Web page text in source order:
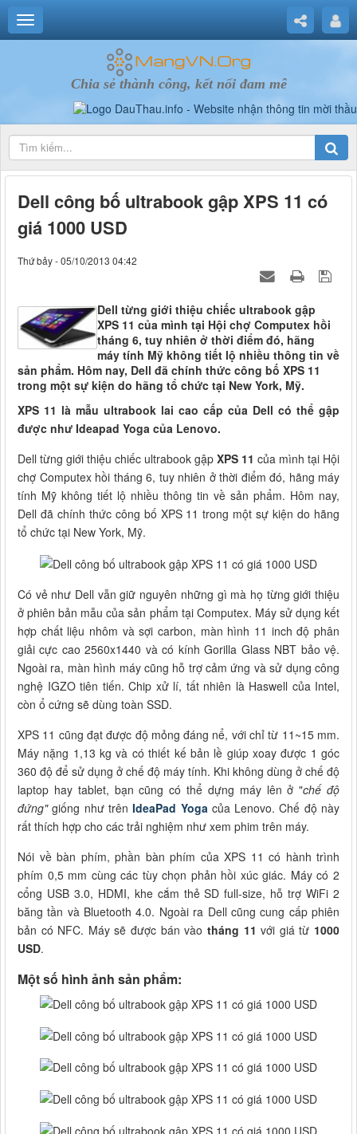
Chia sẻ thành công, kết nối đam mê
Dell công bố ultrabook gập XPS 11 có
giá 1000 USD
Thứ bảy - 05/10/2013 04:42
Dell từng giới thiệu chiếc ultrabook gập
XPS 11 của mình tại Hội chợ Computex hồi
tháng 6, tuy nhiên ở thời điểm đó, hãng
máy tính Mỹ không tiết lộ nhiều thông tin về
sản phẩm. Hôm nay, Dell đã chính thức công bố XPS 11
trong một sự kiện do hãng tổ chức tại New York, Mỹ.
XPS 11 là mẫu ultrabook lai cao cấp của Dell có thể gập
được như Ideapad Yoga của Lenovo.
Dell từng giới thiệu chiếc ultrabook gập XPS 11 của mình tại Hội
chợ Computex hồi tháng 6, tuy nhiên ở thời điểm đó, hãng máy
tính Mỹ không tiết lộ nhiều thông tin về sản phẩm. Hôm nay,
Dell đã chính thức công bố XPS 11 trong một sự kiện do hãng
tổ chức tại New York, Mỹ.
Có vẻ như Dell vẫn giữ nguyên những gì mà họ từng giới thiệu
ở phiên bản mẫu của sản phẩm tại Computex. Máy sử dụng kết
hợp chất liệu nhôm và sợi carbon, màn hình 11 inch độ phân
giải cực cao 2560x1440 và có kính Gorilla Glass NBT bảo vệ.
Ngoài ra, màn hình máy cũng hỗ trợ cảm ứng và sử dụng công
nghệ IGZO tiên tiến. Chip xử lí, tất nhiên là Haswell của Intel,
còn ổ cứng sẽ dùng toàn SSD.
XPS 11 cũng đạt được độ mỏng đáng nể, với chỉ từ 11~15 mm.
Máy nặng 1,13 kg và có thiết kế bản lề giúp xoay được 1 góc
360 độ để sử dụng ở chế độ máy tính. Khi không dùng ở chế độ
laptop hay tablet, bạn cũng có thể dựng máy lên ở "chế độ
đứng"giống như trên IdeaPad Yoga của Lenovo. Chế độ này
rất thích hợp cho các trải nghiệm như xem phim trên máy.
Nói về bàn phím, phần bàn phím của XPS 11 có hành trình
phím 0,5 mm cùng các tùy chọn phản hồi xúc giác. Máy có 2
cổng USB 3.0, HDMI, khe cắm thẻ SD full-size, hỗ trợ WiFi 2
băng tần và Bluetooth 4.0. Ngoài ra Dell cũng cung cấp phiên
bản có NFC. Máy sẽ được bán vào tháng 11 với giá từ 1000
USD.
Một số hình ảnh sản phẩm: